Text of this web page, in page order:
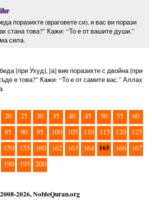
поразихте (враговете си), и вас ви порази
стана това?” Кажи: “То е от вашите души.”
сила.
[при Ухуд], [а] вие поразихте с двойна [при
е това?” Кажи: “То е от самите вас.” Аллах
20 25 30 35 40 45 50 55
60
85 90 95 100 105 110 115 120
125
150 155 160 162 163 164 165 166
167
190 195 200
2008-2026, NobleQuran.org